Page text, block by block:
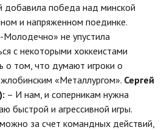
победа над минской
и напряженном поединке.
не упустила
с некоторыми хоккеистами
о том, что думают игроки о
«Металлургом». Сергей
– И нам, и соперникам нужна
быстрой и агрессивной игры.
за счет командных действий,